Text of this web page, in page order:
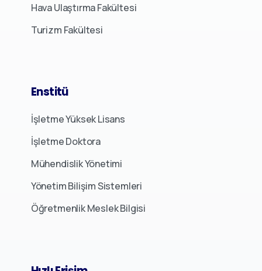
Hava Ulaştırma Fakültesi
Turizm Fakültesi
Enstitü
İşletme Yüksek Lisans
İşletme Doktora
Mühendislik Yönetimi
Yönetim Bilişim Sistemleri
Öğretmenlik Meslek Bilgisi